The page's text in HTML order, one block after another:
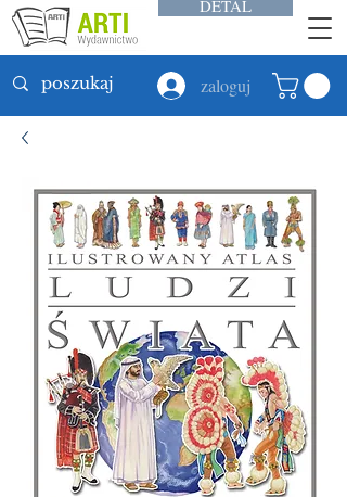
DETAL
zaloguj